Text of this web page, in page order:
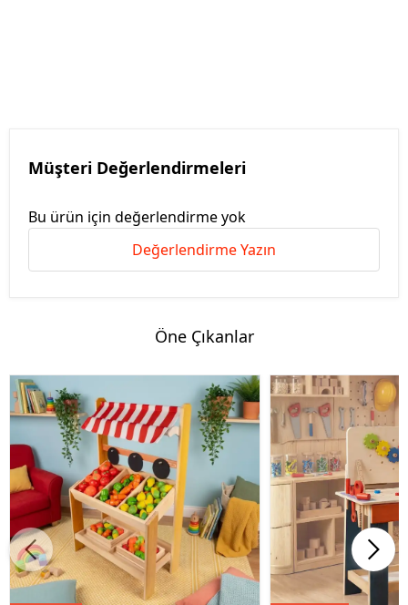
Müşteri Değerlendirmeleri
Bu ürün için değerlendirme yok
Değerlendirme Yazın
Öne Çıkanlar